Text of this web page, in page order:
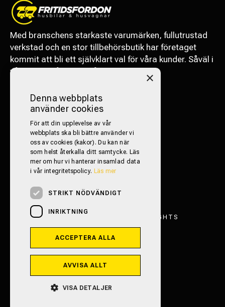
Med branschens starkaste varumärken, fullutrustad
verkstad och en stor tillbehörsbutik har företaget
kommit att bli ett självklart val för våra kunder. Såväl i
vårt närområde som långväga.
FRITIDSFORDON TRESTAD 2026. ALL RIGHTS
×
Denna webbplats
använder cookies
För att din upplevelse av vår
webbplats ska bli bättre använder vi
oss av cookies (kakor). Du kan när
som helst återkalla ditt samtycke. Läs
mer om hur vi hanterar insamlad data
i vår integritetspolicy. Läs mer
STRIKT NÖDVÄNDIGT
INRIKTNING
ACCEPTERA ALLA
AVVISA ALLT
VISA DETALJER